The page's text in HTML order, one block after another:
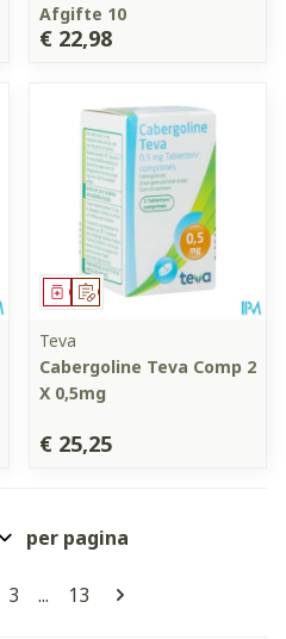
Afgifte 10
€ 22,98
Op voorschrift
Geneesmiddel
Teva
Cabergoline Teva Comp 2
X 0,5mg
€ 25,25
Pagina's
momenteel pagina
Pagina
3 ... Pagina
13
per pagina